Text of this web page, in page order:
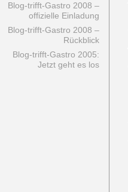
Blog-trifft-Gastro 2008 –
offizielle Einladung
Blog-trifft-Gastro 2008 –
Rückblick
Blog-trifft-Gastro 2005:
Jetzt geht es los